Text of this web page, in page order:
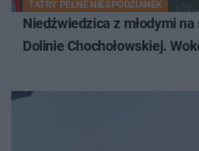
TATRY PEŁNE NIESPODZIANEK
Niedźwiedzica z młodymi
Dolinie Chochołowskiej.